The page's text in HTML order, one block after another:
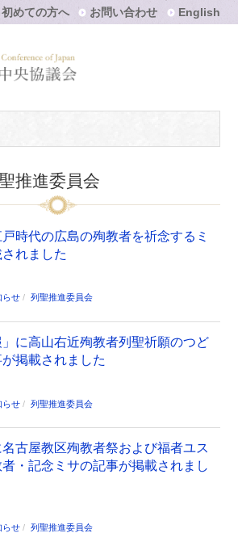
初めての方へ お問い合わせ English
推進委員会
時代の広島の殉教者を祈念するミ
れました
らせ 列聖推進委員会
」に高山右近殉教者列聖祈願のつど
掲載されました
らせ 列聖推進委員会
古屋教区殉教者祭および福者ユス
者・記念ミサの記事が掲載されまし
らせ 列聖推進委員会